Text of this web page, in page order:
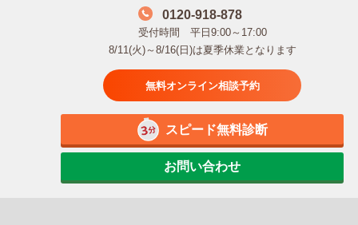
0120-918-878
受付時間 平日9:00～17:00
8/11(火)～8/16(日)は夏季休業となります
無料オンライン相談予約
スピード無料診断
お問い合わせ